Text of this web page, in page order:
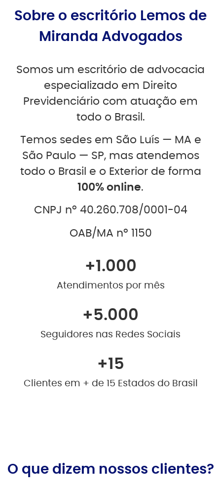
Sobre o escritório Lemos de
Miranda Advogados
Somos um escritório de advocacia
especializado em Direito
Previdenciário com atuação em
todo o Brasil.
Temos sedes em São Luís — MA e
São Paulo — SP, mas atendemos
todo o Brasil e o Exterior de forma
100% online.
CNPJ nº 40.260.708/0001-04
OAB/MA nº 1150
Atendimentos por mês
+1.000
Seguidores nas Redes Sociais
+5.000
Clientes em + de 15 Estados do Brasil
+15
O que dizem nossos clientes?